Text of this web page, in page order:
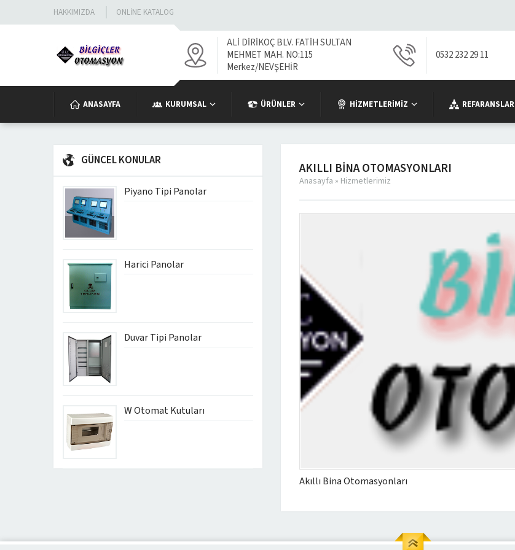
HAKKIMIZDA ONLINE KATALOG
ALİ DİRİKOÇ BLV. FATİH SULTAN
MEHMET MAH. NO:115
Merkez/NEVŞEHİR
0532 232 29 11
ANASAYFA KURUMSAL ÜRÜNLER HIZMETLERIMIZ REFARANSLAR
AKILLI BINA OTOMASYONLARI
Anasayfa » Hizmetlerimiz
Akıllı Bina Otomasyonları
GÜNCEL KONULAR
Piyano Tipi Panolar
Harici Panolar
Duvar Tipi Panolar
W Otomat Kutuları